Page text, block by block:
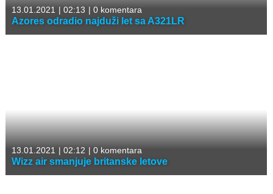
13.01.2021 | 02:13 | 0 komentara
Azores odradio najduži let sa A321LR
13.01.2021 | 02:12 | 0 komentara
Wizz air smanjuje britanske letove